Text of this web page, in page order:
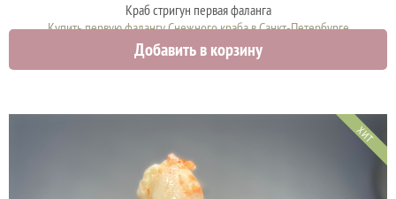
Краб стригун первая фаланга
Купить первую фалангу Снежного краба в Санкт-Петербурге
11000 руб.
Добавить в корзину
ХИТ